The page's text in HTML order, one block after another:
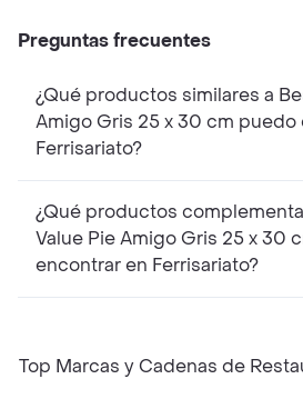
Preguntas frecuentes
¿Qué productos similares a
Amigo Gris 25 x 30 cm puedo
Ferrisariato?
¿Qué productos
Value Pie Amigo Gris 25 x 30
encontrar en Ferrisariato?
Top Marcas y Cadenas de